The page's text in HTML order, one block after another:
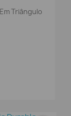
Triângulo